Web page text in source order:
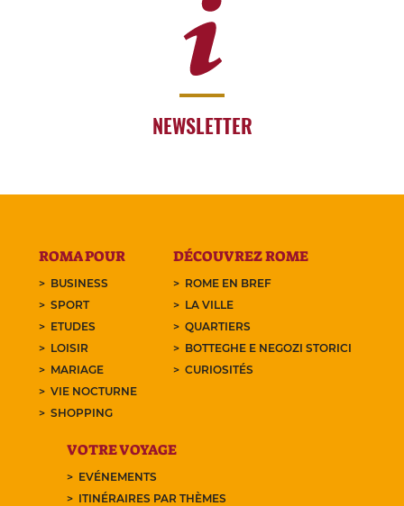
NEWSLETTER
ROMA POUR
BUSINESS
SPORT
ETUDES
LOISIR
MARIAGE
VIE NOCTURNE
SHOPPING
DÉCOUVREZ ROME
ROME EN BREF
LA VILLE
QUARTIERS
BOTTEGHE E NEGOZI STORICI
CURIOSITÉS
VOTRE VOYAGE
EVÉNEMENTS
ITINÉRAIRES PAR THÈMES